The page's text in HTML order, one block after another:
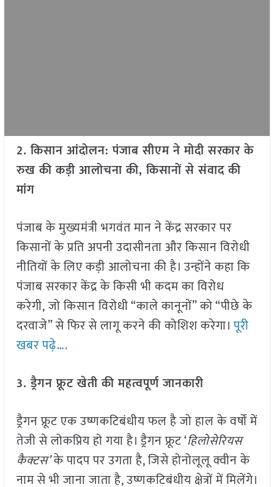
2. किसान आंदोलन: पंजाब सीएम ने मोदी सरकार के
रुख की कड़ी आलोचना की, किसानों से संवाद की
मांग
पंजाब के मुख्यमंत्री भगवंत मान ने केंद्र सरकार पर
किसानों के प्रति अपनी उदासीनता और किसान विरोधी
नीतियों के लिए कड़ी आलोचना की है। उन्होंने कहा कि
पंजाब सरकार केंद्र के किसी भी कदम का विरोध
करेगी, जो किसान विरोधी “काले कानूनों” को “पीछे के
दरवाजे” से फिर से लागू करने की कोशिश करेगा।पूरी
खबर पढ़े….
3. ड्रैगन फ्रूट खेती की महत्वपूर्ण जानकारी
ड्रैगन फ्रूट एक उष्णकटिबंधीय फल है जो हाल के वर्षों में
तेजी से लोकप्रिय हो गया है। ड्रैगन फ्रूट ‘हिलोसेरियस
कैक्टस’के पादप पर उगता है, जिसे होनोलूलू क्वीन के
नाम से भी जाना जाता है, उष्णकटिबंधीय क्षेत्रों में मिलेंगे।